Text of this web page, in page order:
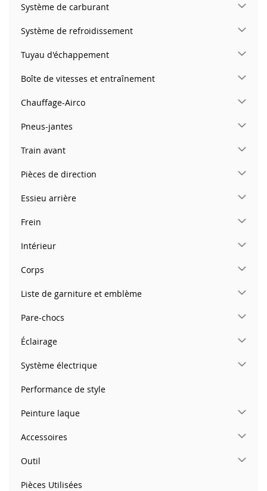
Système de carburant
Système de refroidissement
Tuyau d'échappement
Boîte de vitesses et entraînement
Chauffage-Airco
Pneus-jantes
Train avant
Pièces de direction
Essieu arrière
Frein
Intérieur
Corps
Liste de garniture et emblème
Pare-chocs
Éclairage
Système électrique
Performance de style
Peinture laque
Accessoires
Outil
Pièces Utilisées